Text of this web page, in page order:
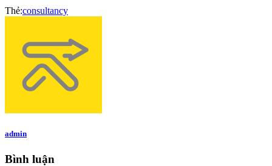
Thẻ:consultancy
admin
Bình luận